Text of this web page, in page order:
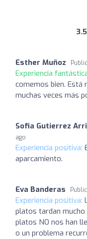
3.5
Esther Muñoz
Experiencia
comemos bien. Está
muchas veces más
Sofia Gutierrez
ago
Experiencia positiva:
aparcamiento.
Eva Banderas
Experiencia positiva:
platos tardan mucho
platos NO nos han
o un problema